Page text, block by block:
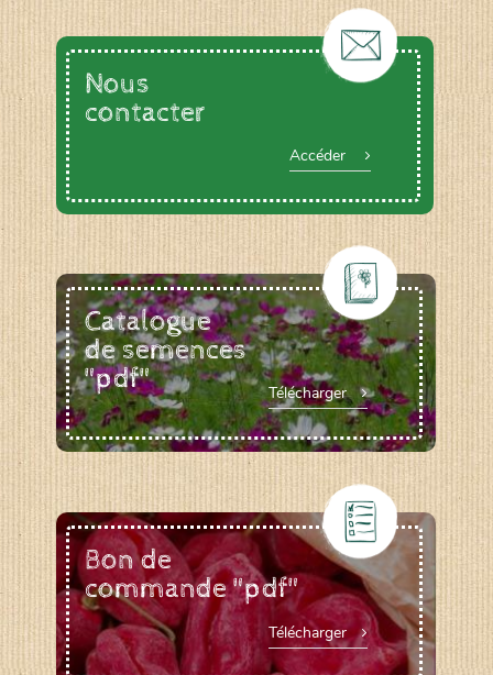
Nous
contacter
Accéder
Catalogue
de semences
"pdf"
Télécharger
Bon de
commande "pdf"
Télécharger